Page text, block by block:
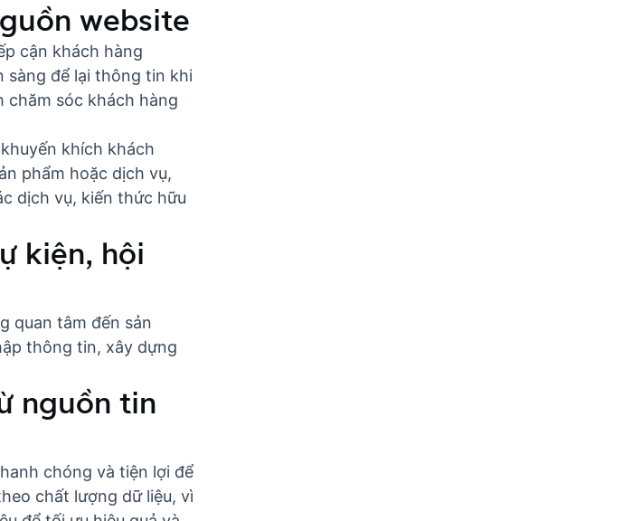
website
cận khách hàng
sàng để lại thông tin khi
chăm sóc khách hàng
khích khách
phẩm hoặc dịch vụ,
dịch vụ, kiến thức hữu
kiện, hội
quan tâm đến sản
thông tin, xây dựng
nguồn tin
chóng và tiện lợi để
chất lượng dữ liệu, vì